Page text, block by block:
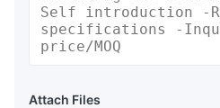
Attach Files